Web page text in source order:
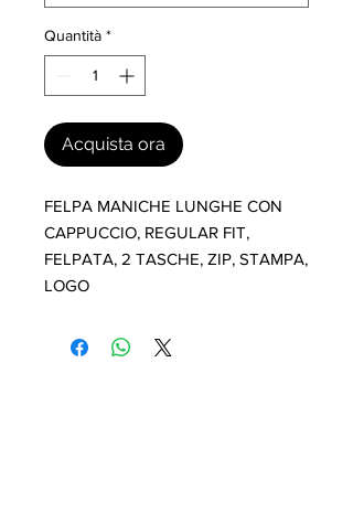
Quantità *
Acquista ora
FELPA MANICHE LUNGHE CON
CAPPUCCIO, REGULAR FIT,
FELPATA, 2 TASCHE, ZIP, STAMPA,
LOGO